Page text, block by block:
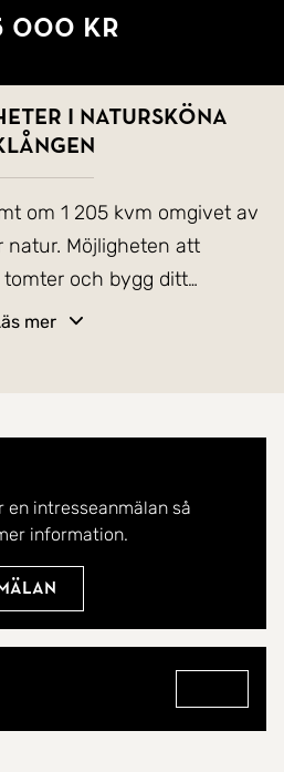
000 kr
i natursköna
om 1 205 kvm omgivet av
Möjligheten att
och bygg ditt
Då tomten ligger
och el-anslutning tillkommer.
med matbutik, pizzeria,
fotbollsklubb, stall
till Eklångens allmänna
och 20 minuter till
i området.
mer
en intresseanmälan så
information.